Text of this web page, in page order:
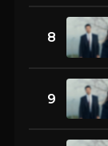
8
9